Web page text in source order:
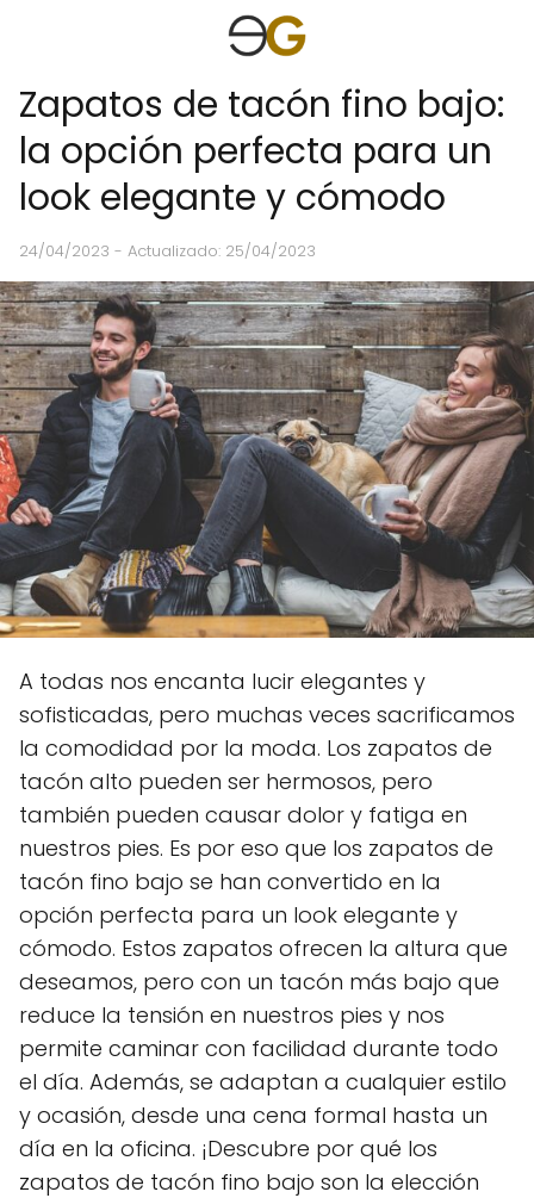
Zapatos de tacón fino bajo:
la opción perfecta para un
look elegante y cómodo
24/04/2023 - Actualizado: 25/04/2023
A todas nos encanta lucir elegantes y
sofisticadas, pero muchas veces sacrificamos
la comodidad por la moda. Los zapatos de
tacón alto pueden ser hermosos, pero
también pueden causar dolor y fatiga en
nuestros pies. Es por eso que los zapatos de
tacón fino bajo se han convertido en la
opción perfecta para un look elegante y
cómodo. Estos zapatos ofrecen la altura que
deseamos, pero con un tacón más bajo que
reduce la tensión en nuestros pies y nos
permite caminar con facilidad durante todo
el día. Además, se adaptan a cualquier estilo
y ocasión, desde una cena formal hasta un
día en la oficina. ¡Descubre por qué los
zapatos de tacón fino bajo son la elección